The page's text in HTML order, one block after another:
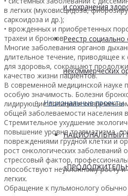
и сохранения
Реестр
некоммерческих
Национальные проекты
НАЦИОНАЛЬНЫЙ
в легких (муковисцидоза,
саркоидоза и др.);
• врожденных и приобретенных
трахеи и бронхов.
Многие заболевания органов
длительное течение, приводящее
для здоровья, сокращают
качество жизни пациентов.
В современной медицинской науке
особую значимость. Болезни
лидирующие позиции в
общей заболеваемости населения
Стремительное ухудшение
повышение уровня травматизма,
повреждениями грудной клетки и
рост онкологических заболеваний
стрессовый фактор,
способствуют неуклонному росту
легких.
Обращение к пульмонологу обычно